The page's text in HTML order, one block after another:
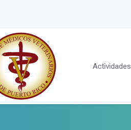
Actividades